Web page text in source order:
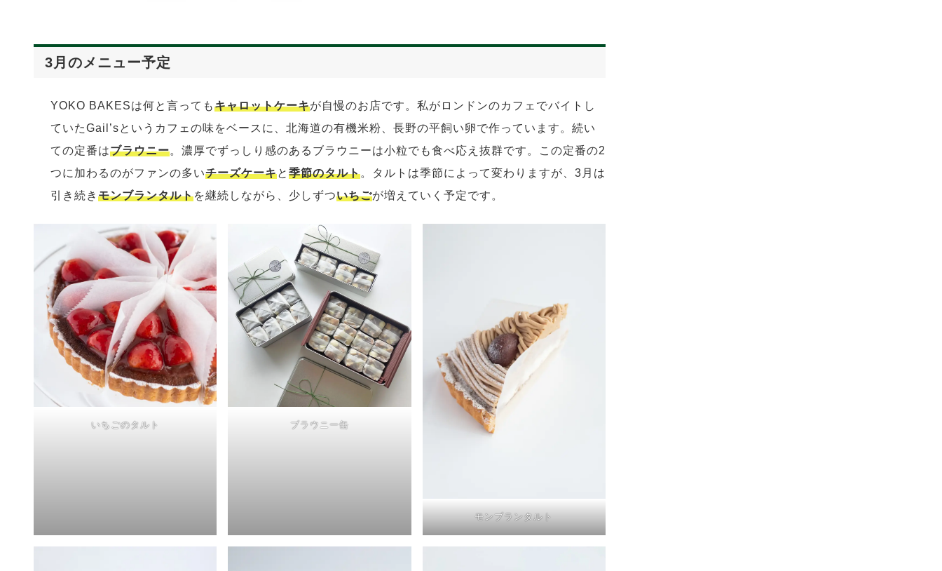
3月のメニュー予定
YOKO BAKESは何と言ってもキャロットケーキが自慢のお店です。私がロンドンのカフェでバイトし
ていたGail’sというカフェの味をベースに、北海道の有機米粉、長野の平飼い卵で作っています。続い
ての定番はブラウニー。濃厚でずっしり感のあるブラウニーは小粒でも食べ応え抜群です。この定番の2
つに加わるのがファンの多いチーズケーキと 季節のタルト。タルトは季節によって変わりますが、3月は
引き続き モンブランタルトを継続しながら、少しずついちごが増えていく予定です。
いちごのタルト ブラウニー缶
モンブランタルト